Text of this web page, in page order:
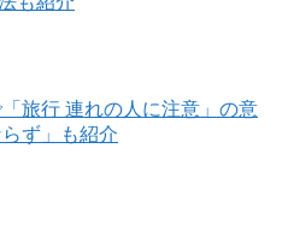
旅行 連れの人に注意」の意
ず」も紹介